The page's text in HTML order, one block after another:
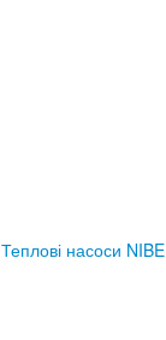
Теплові насоси NIBE